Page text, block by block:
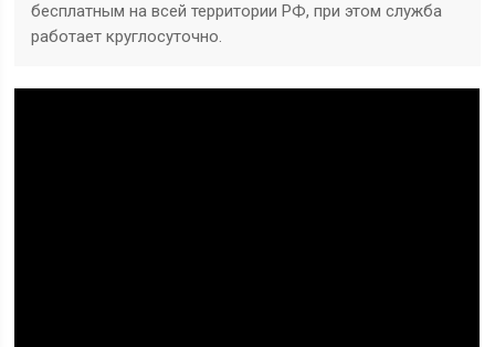
бесплатным на всей территории РФ, при этом служба
работает круглосуточно.